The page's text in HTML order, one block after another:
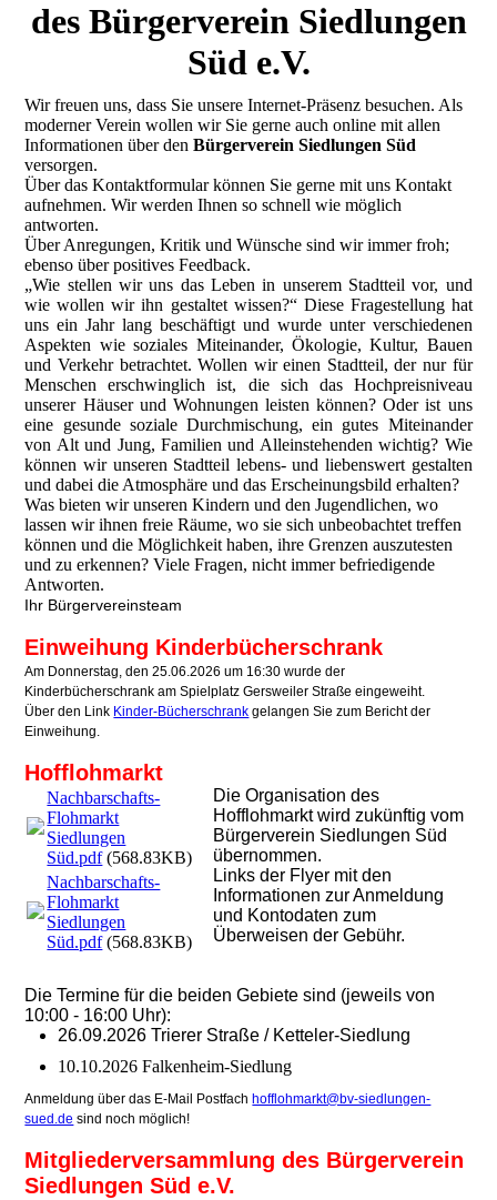
des Bürgerverein Siedlungen
Süd e.V.
Wir freuen uns, dass Sie unsere Internet-Präsenz besuchen. Als
moderner Verein wollen wir Sie gerne auch online mit allen
Informationen über denBürgerverein Siedlungen Süd
versorgen.
Über das Kontaktformular können Sie gerne mit uns Kontakt
aufnehmen. Wir werden Ihnen so schnell wie möglich
antworten.
Über Anregungen, Kritik und Wünsche sind wir immer froh;
ebenso über positives Feedback.
„Wie stellen wir uns das Leben in unserem Stadtteil vor, und
wie wollen wir ihn gestaltet wissen?“ Diese Fragestellung hat
uns ein Jahr lang beschäftigt und wurde unter verschiedenen
Aspekten wie soziales Miteinander, Ökologie, Kultur, Bauen
und Verkehr betrachtet. Wollen wir einen Stadtteil, der nur für
Menschen erschwinglich ist, die sich das Hochpreisniveau
unserer Häuser und Wohnungen leisten können? Oder ist uns
eine gesunde soziale Durchmischung, ein gutes Miteinander
von Alt und Jung, Familien und Alleinstehenden wichtig? Wie
können wir unseren Stadtteil lebens- und liebenswert gestalten
und dabei die Atmosphäre und das Erscheinungsbild erhalten?
Was bieten wir unseren Kindern und den Jugendlichen, wo
lassen wir ihnen freie Räume, wo sie sich unbeobachtet treffen
können und die Möglichkeit haben, ihre Grenzen auszutesten
und zu erkennen? Viele Fragen, nicht immer befriedigende
Antworten.
Ihr Bürgervereinsteam
Einweihung Kinderbücherschrank
Am Donnerstag, den 25.06.2026 um 16:30 wurde der
Kinderbücherschrank am Spielplatz Gersweiler Straße eingeweiht.
Über den Link Kinder-Bücherschrank gelangen Sie zum Bericht der
Einweihung.
Hofflohmarkt
Nachbarschafts-
Flohmarkt
Siedlungen
Süd.pdf(568.83KB)
Nachbarschafts-
Flohmarkt
Siedlungen
Süd.pdf(568.83KB)
Die Organisation des
Hofflohmarkt wird zukünftig vom
Bürgerverein Siedlungen Süd
übernommen.
Links der Flyer mit den
Informationen zur Anmeldung
und Kontodaten zum
Überweisen der Gebühr.
Die Termine für die beiden Gebiete sind (jeweils von
10:00 - 16:00 Uhr):
26.09.2026 Trierer Straße / Ketteler-Siedlung
10.10.2026 Falkenheim-Siedlung
Anmeldung über das E-Mail Postfach hofflohmarkt@bv-siedlungen-
sued.de sind noch möglich!
Mitgliederversammlung des Bürgerverein
Siedlungen Süd e.V.